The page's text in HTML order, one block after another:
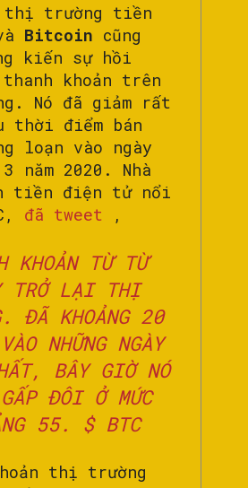
thị trường tiền
Bitcoin cũng
kiến ​​sự hồi
khoản trên
Nó đã giảm rất
thời điểm bán
loạn vào ngày
năm 2020. Nhà
tiền điện tử nổi
đã tweet ,
KHOẢN TỪ TỪ
TRỞ LẠI THỊ
ĐÃ KHOẢNG 20
NHỮNG NGÀY
BÂY GIỜ NÓ
ĐÔI Ở MỨC
55. $ BTC